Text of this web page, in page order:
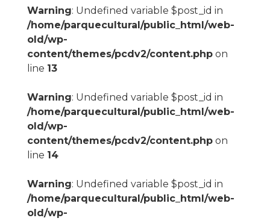
Warning: Undefined variable $post_id in
/home/parquecultural/public_html/web-
old/wp-
content/themes/pcdv2/content.phpon
line 13
Warning: Undefined variable $post_id in
/home/parquecultural/public_html/web-
old/wp-
content/themes/pcdv2/content.phpon
line 14
Warning: Undefined variable $post_id in
/home/parquecultural/public_html/web-
old/wp-